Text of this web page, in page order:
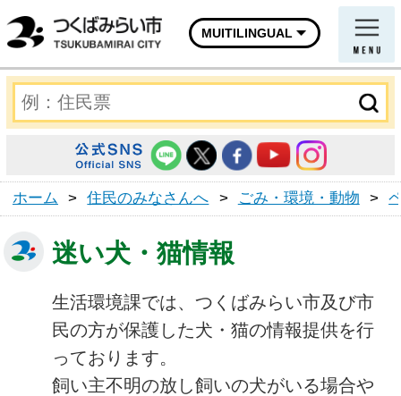
MUITILINGUAL
ホーム > 住民のみなさんへ > ごみ・環境・動物 >
迷い犬・猫情報
生活環境課では、つくばみらい市及び市
民の方が保護した犬・猫の情報提供を行
っております。
飼い主不明の放し飼いの犬がいる場合や